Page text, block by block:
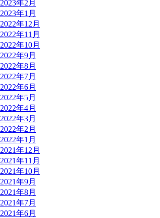
2023年2月
2023年1月
2022年12月
2022年11月
2022年10月
2022年9月
2022年8月
2022年7月
2022年6月
2022年5月
2022年4月
2022年3月
2022年2月
2022年1月
2021年12月
2021年11月
2021年10月
2021年9月
2021年8月
2021年7月
2021年6月